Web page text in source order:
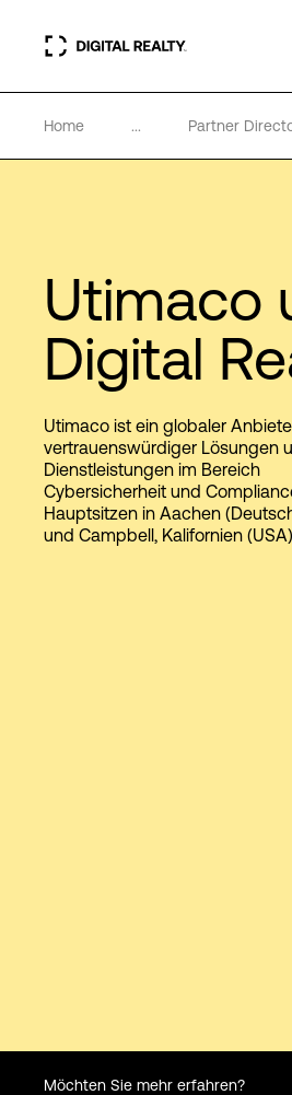
Rechenzentren
Wissenswertes
Über uns
Language
Home ... Partner
Utimaco
Digital
Utimaco ist ein globaler
vertrauenswürdiger Lösungen
Dienstleistungen im Bereich
Cybersicherheit und
Hauptsitzen in Aachen
und Campbell, Kalifornien (USA)
Möchten Sie mehr erfahren?